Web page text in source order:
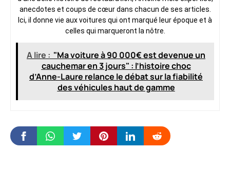
anecdotes et coups de cœur dans chacun de ses articles.
Ici, il donne vie aux voitures qui ont marqué leur époque et à
celles qui marqueront la nôtre.
A lire : "Ma voiture à 90 000€ est devenue un
cauchemar en 3 jours" : l’histoire choc
d’Anne-Laure relance le débat sur la fiabilité
des véhicules haut de gamme